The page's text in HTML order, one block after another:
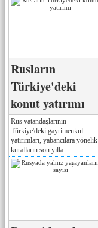
Rusların
Türkiye'deki
konut yatırımı
Rus vatandaşlarının
Türkiye'deki gayrimenkul
yatırımları, yabancılara yönelik
kuralların son yılla...